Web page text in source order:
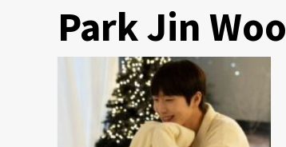
Park Jin Woo